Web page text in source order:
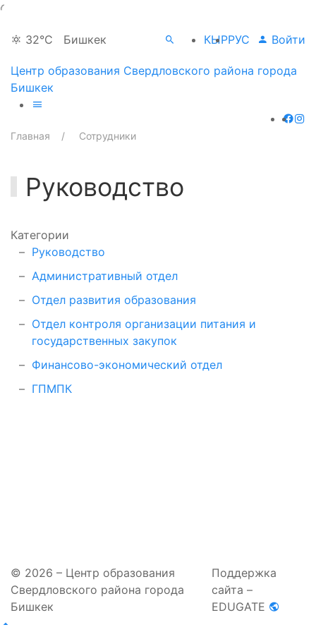
32°C Бишкек КЫРРУС Войти
Центр образования Свердловского района города
Бишкек
Главная Сотрудники
Руководство
Категории
Руководство
Административный отдел
Отдел развития образования
Отдел контроля организации питания и
государственных закупок
Финансово-экономический отдел
ГПМПК
© 2026 – Центр образования
Свердловского района города
Бишкек
Поддержка
сайта –
EDUGATE